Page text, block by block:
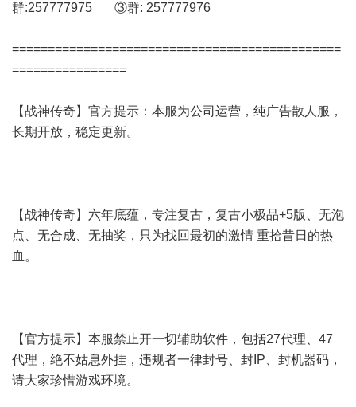
群:257777975 ③群: 257777976
==============================================
================
【战神传奇】官方提示：本服为公司运营，纯广告散人服，
长期开放，稳定更新。
【战神传奇】六年底蕴，专注复古，复古小极品+5版、无泡
点、无合成、无抽奖，只为找回最初的激情 重拾昔日的热
血。
【官方提示】本服禁止开一切辅助软件，包括27代理、47
代理，绝不姑息外挂，违规者一律封号、封IP、封机器码，
请大家珍惜游戏环境。